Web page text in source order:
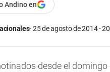
Andino en
25 de agosto de 2014 -
desde el